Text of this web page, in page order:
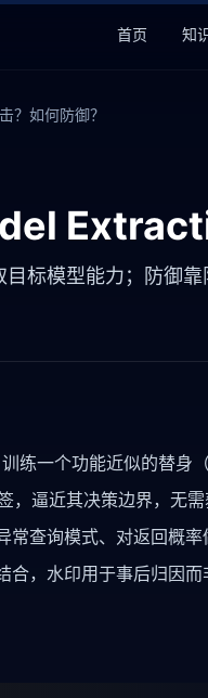
首页 知
？如何防御？
标模型能力；防御靠
练一个功能近似的替身
逼近其决策边界，无需
查询模式、对返回概率
，水印用于事后归因而